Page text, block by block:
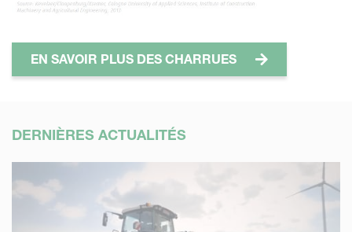
EN SAVOIR PLUS DES CHARRUES
DERNIÈRES ACTUALITÉS